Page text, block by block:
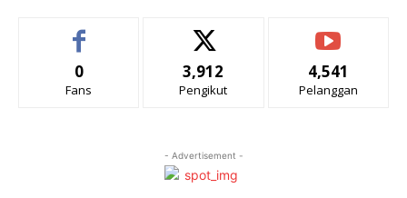
0
Fans
3,912
Pengikut
4,541
Pelanggan
- Advertisement -